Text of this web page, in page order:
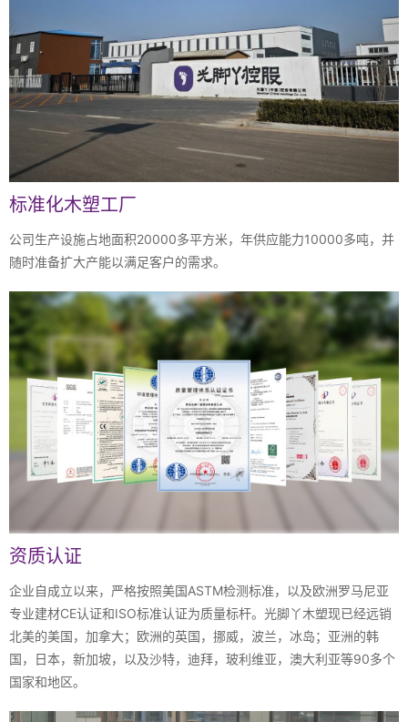
标准化木塑工厂
公司生产设施占地面积20000多平方米，年供应能力10000多吨，并
随时准备扩大产能以满足客户的需求。
资质认证
企业自成立以来，严格按照美国ASTM检测标准，以及欧洲罗马尼亚
专业建材CE认证和ISO标准认证为质量标杆。光脚丫木塑现已经远销
北美的美国，加拿大；欧洲的英国，挪威，波兰，冰岛；亚洲的韩
国，日本，新加坡，以及沙特，迪拜，玻利维亚，澳大利亚等90多个
国家和地区。